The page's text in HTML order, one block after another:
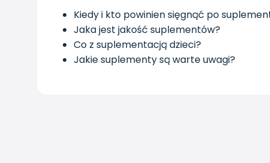
Kiedy i kto powinien sięgnąć po
Jaka jest jakość suplementów?
Co z suplementacją dzieci?
Jakie suplementy są warte uwagi?